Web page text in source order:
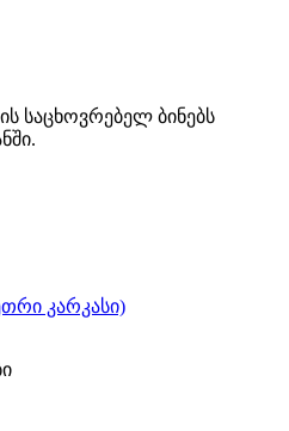
საცხოვრებელ ბინებს